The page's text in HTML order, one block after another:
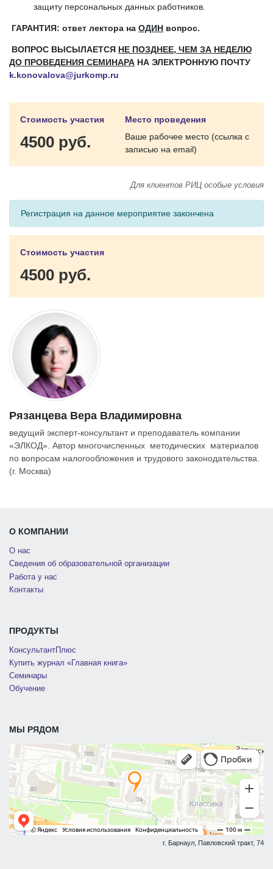
Рязанцева Вера Владимировна
ведущий эксперт-консультант и преподаватель компании
«ЭЛКОД». Автор многочисленных методических материалов
по вопросам налогообложения и трудового законодательства.
(г. Москва)
защиту персональных данных работников.
ГАРАНТИЯ: ответ лектора на ОДИН вопрос.
ВОПРОС ВЫСЫЛАЕТСЯ НЕ ПОЗДНЕЕ, ЧЕМ ЗА НЕДЕЛЮ
ДО ПРОВЕДЕНИЯ СЕМИНАРА НА ЭЛЕКТРОННУЮ ПОЧТУ
k.konovalova@jurkomp.ru
Стоимость участия
4500 руб.
Место проведения
Ваше рабочее место (ссылка с
записью на email)
Для клиентов РИЦ особые условия
Регистрация на данное мероприятие закончена
Стоимость участия
4500 руб.
О КОМПАНИИ
О нас
Сведения об образовательной организации
Работа у нас
Контакты
ПРОДУКТЫ
КонсультантПлюс
Купить журнал «Главная книга»
Семинары
Обучение
МЫ РЯДОМ
г. Барнаул, Павловский тракт, 74